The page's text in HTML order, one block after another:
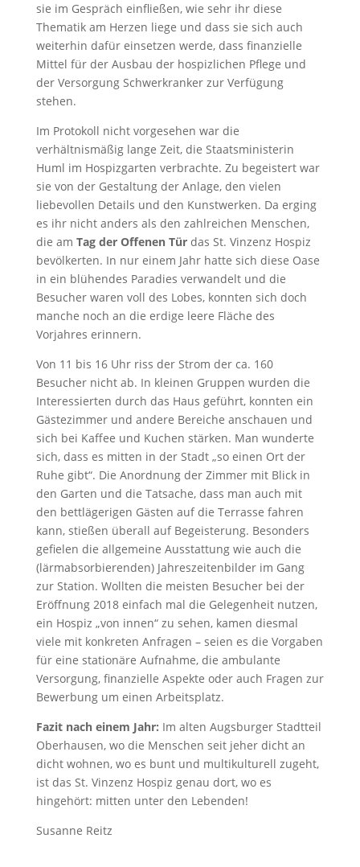
sie im Gespräch einfließen, wie sehr ihr diese
Thematik am Herzen liege und dass sie sich auch
weiterhin dafür einsetzen werde, dass finanzielle
Mittel für der Ausbau der hospizlichen Pflege und
der Versorgung Schwerkranker zur Verfügung
stehen.
Im Protokoll nicht vorgesehen war die
verhältnismäßig lange Zeit, die Staatsministerin
Huml im Hospizgarten verbrachte. Zu begeistert war
sie von der Gestaltung der Anlage, den vielen
liebevollen Details und den Kunstwerken. Da erging
es ihr nicht anders als den zahlreichen Menschen,
die am Tag der Offenen Türdas St. Vinzenz Hospiz
bevölkerten. In nur einem Jahr hatte sich diese Oase
in ein blühendes Paradies verwandelt und die
Besucher waren voll des Lobes, konnten sich doch
manche noch an die erdige leere Fläche des
Vorjahres erinnern.
Von 11 bis 16 Uhr riss der Strom der ca. 160
Besucher nicht ab. In kleinen Gruppen wurden die
Interessierten durch das Haus geführt, konnten ein
Gästezimmer und andere Bereiche anschauen und
sich bei Kaffee und Kuchen stärken. Man wunderte
sich, dass es mitten in der Stadt „so einen Ort der
Ruhe gibt“. Die Anordnung der Zimmer mit Blick in
den Garten und die Tatsache, dass man auch mit
den bettlägerigen Gästen auf die Terrasse fahren
kann, stießen überall auf Begeisterung. Besonders
gefielen die allgemeine Ausstattung wie auch die
(lärmabsorbierenden) Jahreszeitenbilder im Gang
zur Station. Wollten die meisten Besucher bei der
Eröffnung 2018 einfach mal die Gelegenheit nutzen,
ein Hospiz „von innen“ zu sehen, kamen diesmal
viele mit konkreten Anfragen – seien es die Vorgaben
für eine stationäre Aufnahme, die ambulante
Versorgung, finanzielle Aspekte oder auch Fragen zur
Bewerbung um einen Arbeitsplatz.
Fazit nach einem Jahr: Im alten Augsburger Stadtteil
Oberhausen, wo die Menschen seit jeher dicht an
dicht wohnen, wo es bunt und multikulturell zugeht,
ist das St. Vinzenz Hospiz genau dort, wo es
hingehört: mitten unter den Lebenden!
Susanne Reitz